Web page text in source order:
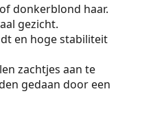
donkerblond haar.
gezicht.
en hoge stabiliteit
zachtjes aan te
gedaan door een